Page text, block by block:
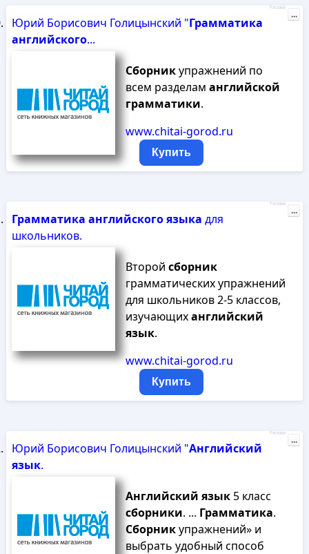
Юрий Борисович Голицынский "Грамматика
английского...
Сборникупражнений по
всем разделам английской
грамматики.
www.chitai-gorod.ru
Купить
Реклама
...
Грамматика английскогоязыка для
школьников.
Второй сборник
грамматических упражнений
для школьников 2-5 классов,
изучающиханглийский
язык.
www.chitai-gorod.ru
Купить
Реклама
...
Юрий Борисович Голицынский "Английский
язык.
Английский язык5 класс
сборники. ... Грамматика.
Сборникупражнений» и
выбрать удобный способ
Реклама
...